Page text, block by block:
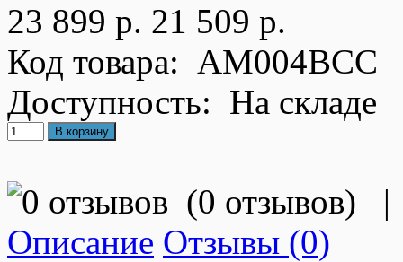
23 899 р. 21 509 р.
Код товара: AM004BCC
Доступность: На складе
(0 отзывов) |
Описание Отзывы (0)